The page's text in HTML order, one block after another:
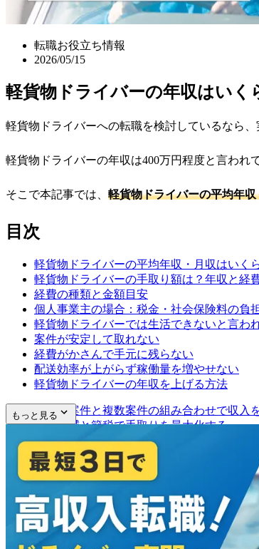
転職お役立ち情報
2026/05/15
軽貨物ドライバーの年収はいく
軽貨物ドライバーへの転職を検討しているなら
軽貨物ドライバーの年収は400万円程度と言われ
そこで本記事では、 軽貨物ドライバーの平均年
目次
軽貨物ドライバーの平均年収・月収はいく
軽貨物ドライバーの手取り額は？年収と経
経費の種類と金額目安
個人事業主の場合：税金・社会保険料の負
軽貨物ドライバーでは生活できないと言わ
案件が安定して取れない
経費がかさんで手元に残らない
配送効率が上がらず稼働量を増やせない
軽貨物ドライバーの年収を上げる方法
高単価案件と複数案件の組み合わせで収入
経費削減と節税で手取りを最大化する
目標とする年収に合わせた稼働計画を立てる
軽貨物ドライバーの年収に関するよくある
Q：軽貨物ドライバーは儲かりますか？
Q：軽貨物ドライバーで手取り40万円は可
Q：大手宅配会社の委託ドライバーの月収は
Q：年収1,000万円は可能ですか？
軽貨物ドライバーへの転職を検討している
もっと見る